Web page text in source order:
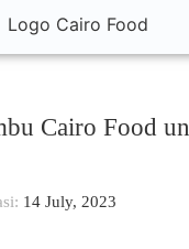
Cairo Food
14 July, 2023